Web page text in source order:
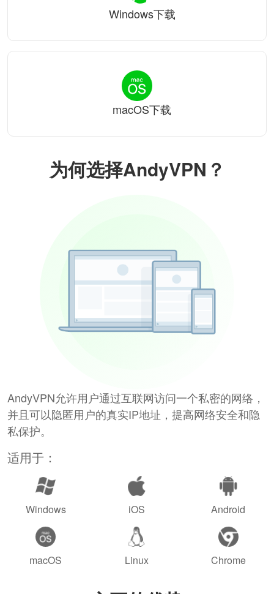
为何选择AndyVPN？
AndyVPN允许用户通过互联网访问一个私密的网络，
并且可以隐匿用户的真实IP地址，提高网络安全和隐
私保护。
适用于：
Windows iOS Android
macOS Linux Chrome
Windows下载
macOS下载